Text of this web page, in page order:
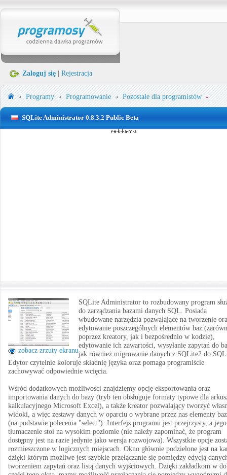
Zaloguj się Rejestracja
Programy Programowanie Pozostałe dla programistów
SQLite Administrator 0.8.3.2 Public Beta
zobacz zrzuty ekranu
SQLite Administrator to rozbudowany program
do zarządzania bazami danych SQL. Posiada
wbudowane narzędzia pozwalające na tworzenie
edytowanie poszczególnych elementów baz
poprzez kreatory, jak i bezpośrednio w kodzie),
edytowanie ich zawartości, wysyłanie zapytań do
jak również migrowanie danych z SQLite2 do
Edytor czytelnie koloruje składnię języka oraz pomaga programiście
zachowywać odpowiednie wcięcia.
Wśród dodatkowych możliwości znajdziemy opcję eksportowania oraz
importowania danych do bazy (tryb ten obsługuje formaty typowe dla
kalkulacyjnego Microsoft Excel), a także kreator pozwalający tworzyć
widoki, a więc zestawy danych w oparciu o wybrane przez nas elementy
(na podstawie polecenia "select"). Interfejs programu jest przejrzysty, a jego
tłumaczenie stoi na wysokim poziomie (nie należy zapominać, że program
dostępny jest na razie jedynie jako wersja rozwojowa). Wszystkie opcje
rozmieszczone w logicznych miejscach. Okno głównie podzielone jest na
dzięki którym możliwe jest szybkie przełączanie się pomiędzy edycją
tworzeniem zapytań oraz listą danych wyjściowych. Dzięki zakładkom w